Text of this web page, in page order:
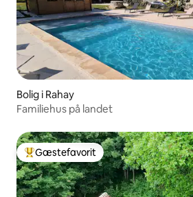
Bolig i Rahay
Familiehus på landet
Bedste gæstefavorit
Gæstefavorit